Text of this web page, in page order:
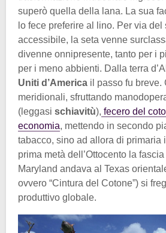
superò quella della lana. La sua
lo fece preferire al lino. Per via del
accessibile, la seta venne
divenne onnipresente, tanto per i
per i meno abbienti. Dalla terra
Uniti d’America il passo fu breve.
meridionali, sfruttando
(leggasi schiavitù), fecero del
economia, mettendo in secondo
tabacco, sino ad allora di primaria
prima metà dell’Ottocento la
Maryland andava al Texas
ovvero “Cintura del Cotone”) si
produttivo globale.